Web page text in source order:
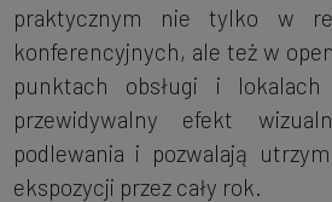
praktycznym nie tylko w
konferencyjnych, ale też w
punktach obsługi i lokalach
przewidywalny efekt
podlewania i pozwalają
ekspozycji przez cały rok.